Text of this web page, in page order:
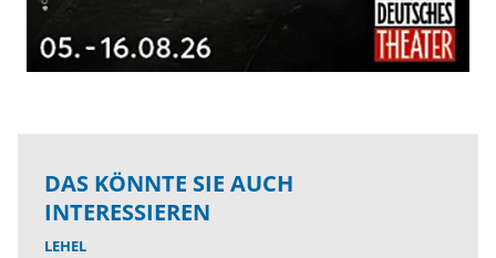
DAS KÖNNTE SIE AUCH
INTERESSIEREN
LEHEL